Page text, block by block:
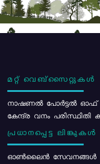
മറ്റ് വെബ്സൈറ്റുകൾ
നാഷണൽ പോർട്ടൽ ഓഫ്
കേന്ദ്ര വനം
പ്രധാനപ്പെട്ട ലിങ്കുകൾ
ഓൺലൈൻ സേവനങ്ങൾ